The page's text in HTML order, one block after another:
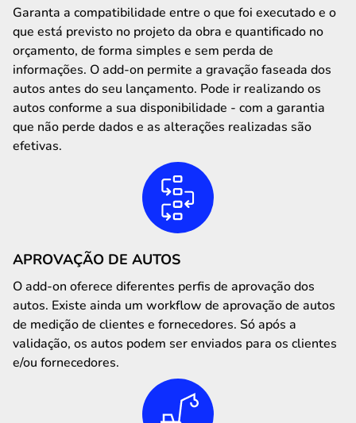
Garanta a compatibilidade entre o que foi executado e o
que está previsto no projeto da obra e quantificado no
orçamento, de forma simples e sem perda de
informações. O add-on permite a gravação faseada dos
autos antes do seu lançamento. Pode ir realizando os
autos conforme a sua disponibilidade - com a garantia
que não perde dados e as alterações realizadas são
efetivas.
APROVAÇÃO DE AUTOS
O add-on oferece diferentes perfis de aprovação dos
autos. Existe ainda um workflow de aprovação de autos
de medição de clientes e fornecedores. Só após a
validação, os autos podem ser enviados para os clientes
e/ou fornecedores.